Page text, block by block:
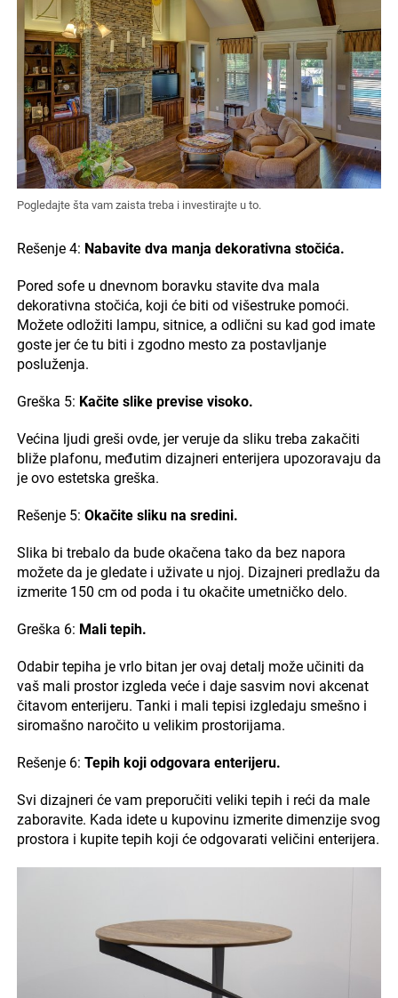
Pogledajte šta vam zaista treba i investirajte u to.
Rešenje 4: Nabavite dva manja dekorativna stočića.
Pored sofe u dnevnom boravku stavite dva mala
dekorativna stočića, koji će biti od višestruke pomoći.
Možete odložiti lampu, sitnice, a odlični su kad god imate
goste jer će tu biti i zgodno mesto za postavljanje
posluženja.
Greška 5: Kačite slike previse visoko.
Većina ljudi greši ovde, jer veruje da sliku treba zakačiti
bliže plafonu, međutim dizajneri enterijera upozoravaju da
je ovo estetska greška.
Rešenje 5: Okačite sliku na sredini.
Slika bi trebalo da bude okačena tako da bez napora
možete da je gledate i uživate u njoj. Dizajneri predlažu da
izmerite 150 cm od poda i tu okačite umetničko delo.
Greška 6: Mali tepih.
Odabir tepiha je vrlo bitan jer ovaj detalj može učiniti da
vaš mali prostor izgleda veće i daje sasvim novi akcenat
čitavom enterijeru. Tanki i mali tepisi izgledaju smešno i
siromašno naročito u velikim prostorijama.
Rešenje 6: Tepih koji odgovara enterijeru.
Svi dizajneri će vam preporučiti veliki tepih i reći da male
zaboravite. Kada idete u kupovinu izmerite dimenzije svog
prostora i kupite tepih koji će odgovarati veličini enterijera.